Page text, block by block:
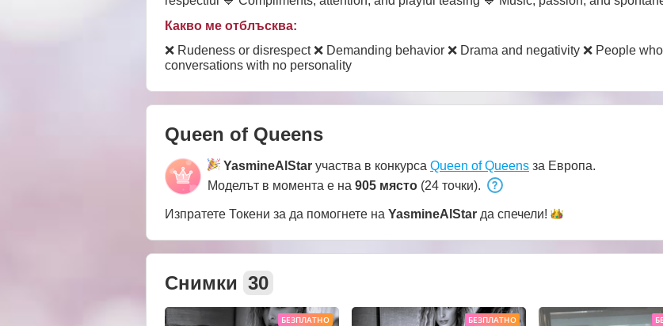
Какво ме отблъсква:
❌ Rudeness or disrespect ❌ Demanding behavior ❌ Drama and negativity ❌ People
conversations with no personality
Queen of Queens
YasmineAlStar участва в конкурса Queen of Queens за Европа.
Моделът в момента е на 905 място (24 точки).
Изпратете Токени за да помогнете на YasmineAlStar да спечели!
Снимки 30
БЕЗПЛАТНО БЕЗПЛАТНО